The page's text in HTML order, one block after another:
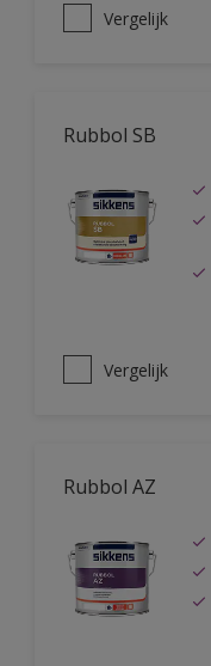
Vergelijk
Rubbol SB
Vergelijk
Rubbol AZ